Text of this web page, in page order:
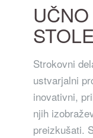
Strokovni
ustvarjalni
inovativni,
njih
preizkušati.